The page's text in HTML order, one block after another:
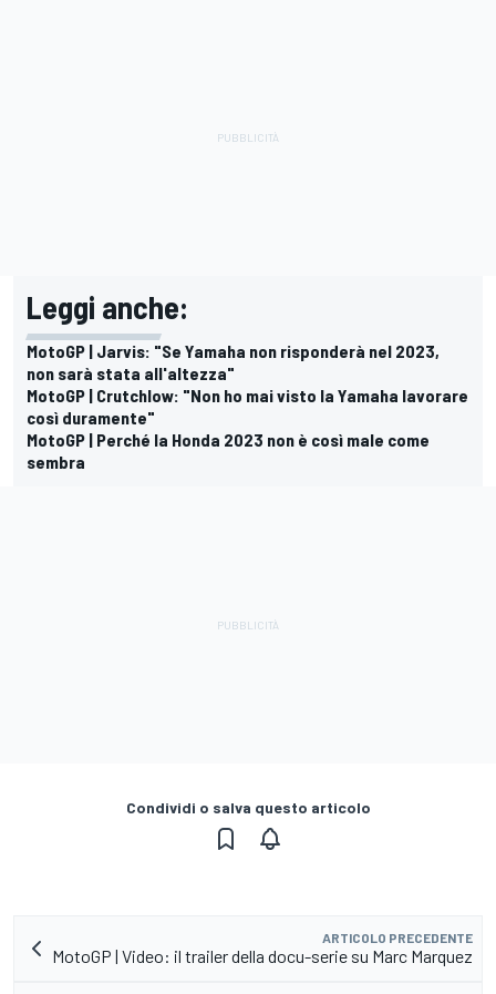
Leggi anche:
MotoGP | Jarvis: "Se Yamaha non risponderà nel 2023,
non sarà stata all'altezza"
MotoGP | Crutchlow: "Non ho mai visto la Yamaha lavorare
così duramente"
MotoGP | Perché la Honda 2023 non è così male come
sembra
Condividi o salva questo articolo
ARTICOLO PRECEDENTE
MotoGP | Video: il trailer della docu-serie su Marc Marquez